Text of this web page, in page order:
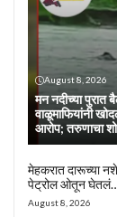
August 8, 2026
मन नदीच्या पुरात
वाळूमाफियांनी
आरोप; तरुणाचा
मेहकरात दारूच्या
पेट्रोल ओतून
August 8, 2026